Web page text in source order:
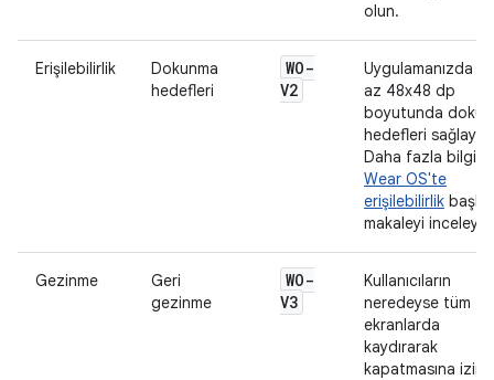
olun.
Erişilebilirlik
Dokunma
hedefleri
WO-
V2
Uygulamanızda en
az 48x48 dp
boyutunda
hedefleri sağlayın.
Daha fazla bilgi
Wear OS'te
erişilebilirlik
makaleyi inceleyin.
Gezinme
Geri
gezinme
WO-
V3
Kullanıcıların
neredeyse tüm
ekranlarda
kaydırarak
kapatmasına izin